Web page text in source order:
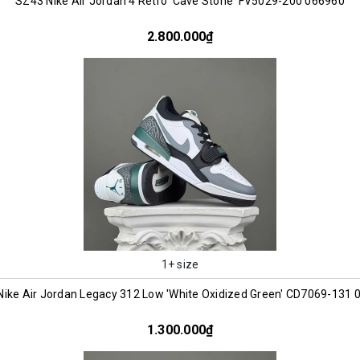
2.800.000₫
1+ size
Air Jordan Legacy 312 Low 'White Oxidized Green' CD7069-131
1.300.000₫